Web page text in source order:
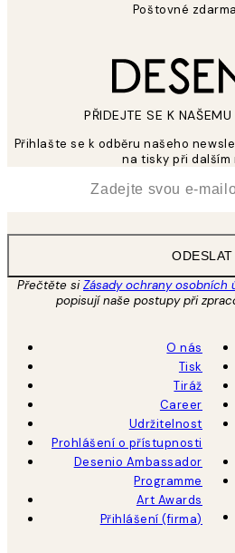
Poštovné
PŘIDEJTE SE K
Přihlašte se k odběru našeho
na tisky při dalším
ODESLAT
Přečtěte siZásady ochrany osobních
popisují naše postupy při
O nás
Tisk
Tiráž
Career
Udržitelnost
Prohlášení o přístupnosti
Desenio Ambassador
Programme
Art Awards
Přihlášení (firma)